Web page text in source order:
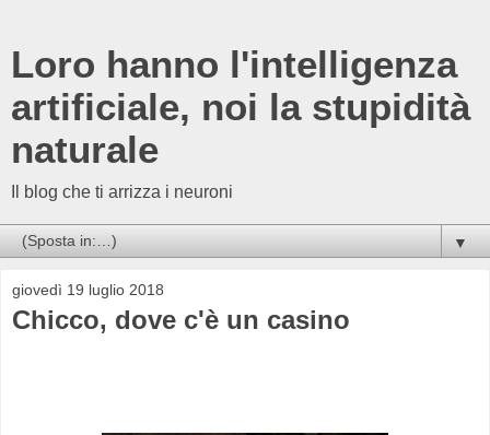
Loro hanno l'intelligenza
artificiale, noi la stupidità
naturale
Il blog che ti arrizza i neuroni
▼
giovedì 19 luglio 2018
Chicco, dove c'è un casino